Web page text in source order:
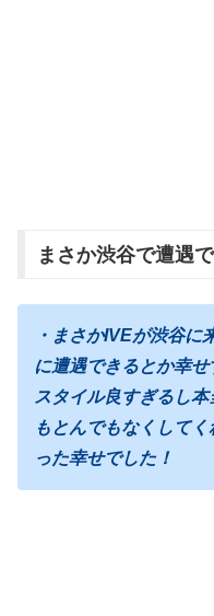
まさか渋谷で遭遇
・まさかIVEが渋谷に
に遭遇できるとか幸
スタイル良すぎるし
もとんでもなくして
った幸せでした！